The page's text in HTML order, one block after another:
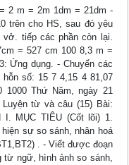
2 m = 2m 1dm = 21dm -
trên cho HS, sau đó yêu
tiếp các phần còn lại.
= 527 cm 100 8,3 m =
Ứng dụng. - Chuyển các
số: 15 7 4,15 4 81,07
1000 Thứ Năm, ngày 21
từ và câu (15) Bài:
I. MỤC TIÊU (Cốt lõi) 1.
sự so sánh, nhân hoá
. - Viết được đoạn
từ ngữ, hình ảnh so sánh,